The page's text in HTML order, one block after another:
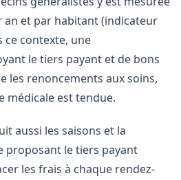
an et par habitant (indicateur
ce contexte, une
le tiers payant et de bons
les renoncements aux soins,
est tendue.
aussi les saisons et la
proposant le tiers payant
les frais à chaque rendez-